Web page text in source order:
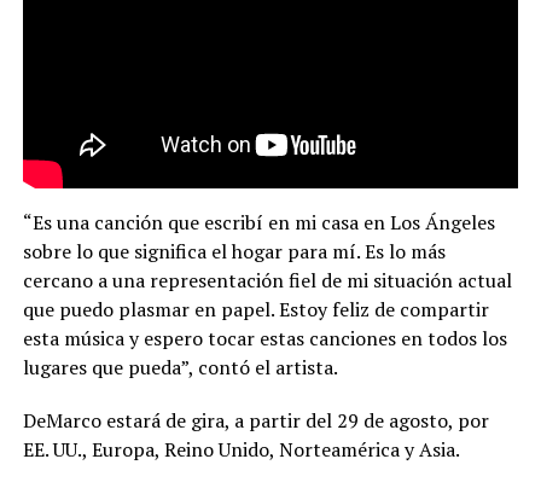
“Es una canción que escribí en mi casa en Los Ángeles
sobre lo que significa el hogar para mí. Es lo más
cercano a una representación fiel de mi situación actual
que puedo plasmar en papel. Estoy feliz de compartir
esta música y espero tocar estas canciones en todos los
lugares que pueda”, contó el artista.
DeMarco estará de gira, a partir del 29 de agosto, por
EE. UU., Europa, Reino Unido, Norteamérica y Asia.